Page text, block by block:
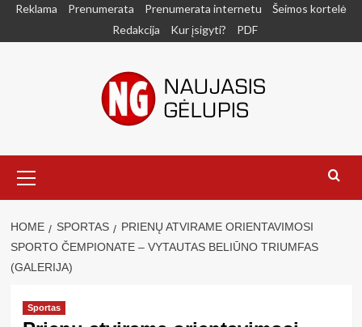
SkipReklama Prenumerata Prenumerata internetu
Šeimos kortelė
Redakcija
Kur įsigyti? PDF
Menu
HOME SPORTAS
PRIENŲ ATVIRAME ORIENTAVIMOSI
SPORTO ČEMPIONATE – VYTAUTAS BELIŪNO TRIUMFAS
(GALERIJA)
Sportas